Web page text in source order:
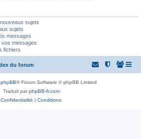
sujets
sujets
messages
vos messages
fichiers
du forum
phpBB® Forum Software © phpBB Limited
Traduit parphpBB-fr.com
Confidentialité | Conditions